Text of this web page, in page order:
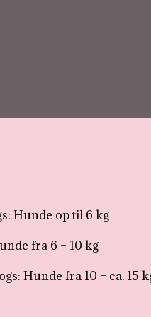
Hunde op til 6 kg
fra 6 – 10 kg
Hunde fra 10 – ca. 15